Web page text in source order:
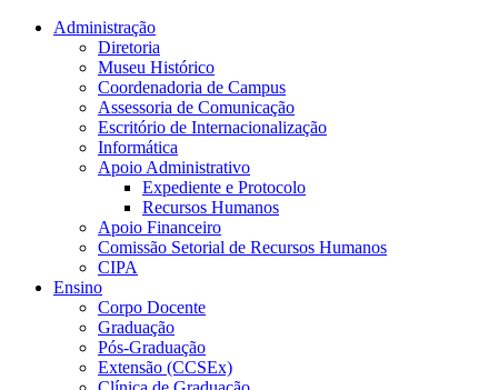
Conteúdo principal Menu principal
Administração
Diretoria
Museu Histórico
Coordenadoria de Campus
Assessoria de Comunicação
Escritório de Internacionalização
Informática
Apoio Administrativo
Expediente e Protocolo
Recursos Humanos
Apoio Financeiro
Comissão Setorial de Recursos Humanos
CIPA
Ensino
Corpo Docente
Graduação
Pós-Graduação
Extensão (CCSEx)